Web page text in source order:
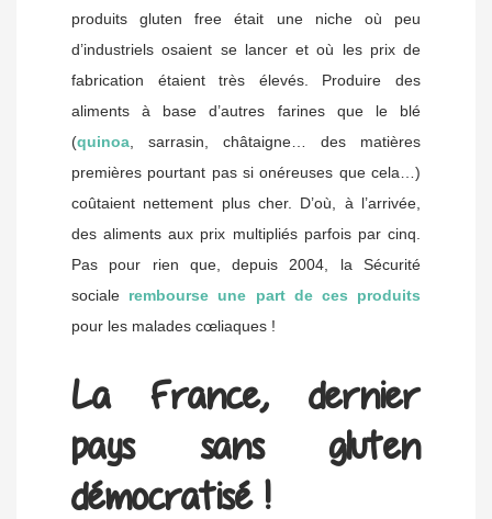
produits gluten free était une niche où peu
d’industriels osaient se lancer et où les prix de
fabrication étaient très élevés. Produire des
aliments à base d’autres farines que le blé
(quinoa, sarrasin, châtaigne… des matières
premières pourtant pas si onéreuses que cela…)
coûtaient nettement plus cher. D’où, à l’arrivée,
des aliments aux prix multipliés parfois par cinq.
Pas pour rien que, depuis 2004, la Sécurité
sociale rembourse une part de ces produits
pour les malades cœliaques !
La France, dernier
pays sans gluten
démocratisé !